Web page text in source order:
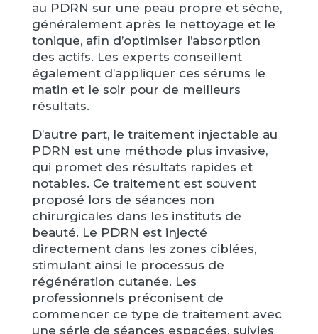
au PDRN sur une peau propre et sèche,
généralement après le nettoyage et le
tonique, afin d’optimiser l’absorption
des actifs. Les experts conseillent
également d’appliquer ces sérums le
matin et le soir pour de meilleurs
résultats.
D’autre part, le traitement injectable au
PDRN est une méthode plus invasive,
qui promet des résultats rapides et
notables. Ce traitement est souvent
proposé lors de séances non
chirurgicales dans les instituts de
beauté. Le PDRN est injecté
directement dans les zones ciblées,
stimulant ainsi le processus de
régénération cutanée. Les
professionnels préconisent de
commencer ce type de traitement avec
une série de séances espacées, suivies